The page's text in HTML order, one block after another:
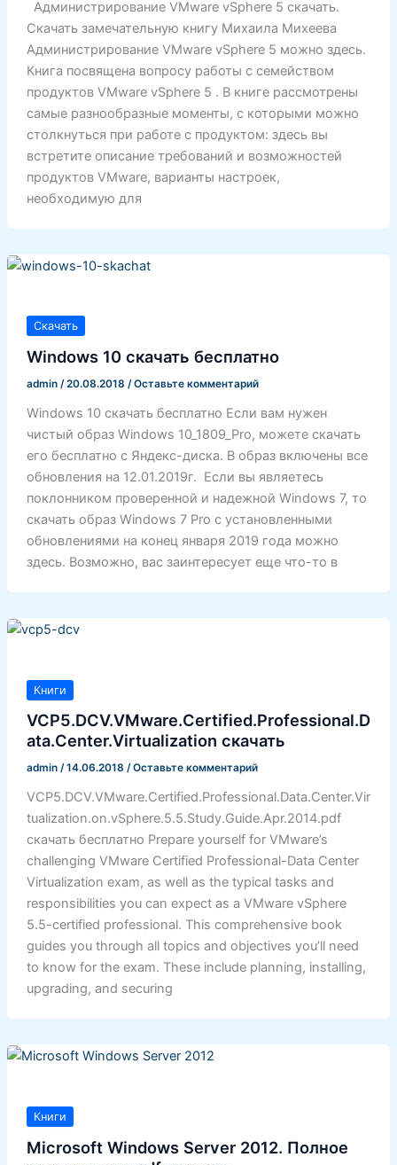
Администрирование VMware vSphere 5 скачать.
Скачать замечательную книгу Михаила Михеева
Администрирование VMware vSphere 5 можно здесь.
Книга посвящена вопросу работы с семейством
продуктов VMware vSphere 5 . В книге рассмотрены
самые разнообразные моменты, с которыми можно
столкнуться при работе с продуктом: здесь вы
встретите описание требований и возможностей
продуктов VMware, варианты настроек,
необходимую для
Скачать
Windows 10 скачать бесплатно
admin /20.08.2018 /Оставьте комментарий
Windows 10 скачать бесплатно Если вам нужен
чистый образ Windows 10_1809_Pro, можете скачать
его бесплатно с Яндекс-диска. В образ включены все
обновления на 12.01.2019г. Если вы являетесь
поклонником проверенной и надежной Windows 7, то
скачать образ Windows 7 Pro с установленными
обновлениями на конец января 2019 года можно
здесь. Возможно, вас заинтересует еще что-то в
Книги
VCP5.DCV.VMware.Certified.Professional.D
ata.Center.Virtualization скачать
admin /14.06.2018 /Оставьте комментарий
VCP5.DCV.VMware.Certified.Professional.Data.Center.Vir
tualization.on.vSphere.5.5.Study.Guide.Apr.2014.pdf
скачать бесплатно Prepare yourself for VMware’s
challenging VMware Certified Professional-Data Center
Virtualization exam, as well as the typical tasks and
responsibilities you can expect as a VMware vSphere
5.5-certified professional. This comprehensive book
guides you through all topics and objectives you’ll need
to know for the exam. These include planning, installing,
upgrading, and securing
Книги
Microsoft Windows Server 2012. Полное